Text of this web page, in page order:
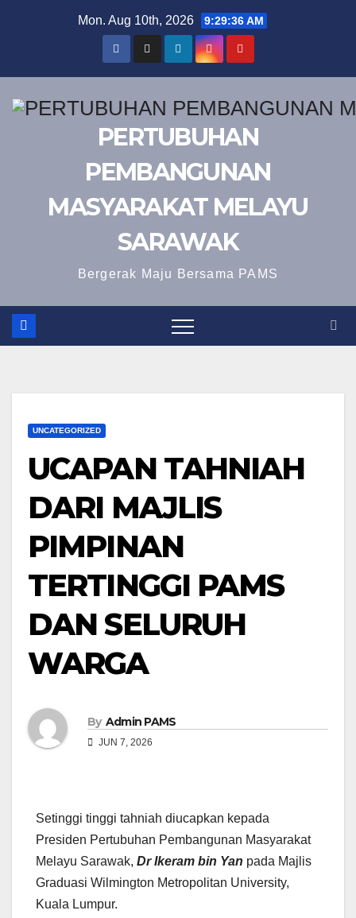
Mon. Aug 10th, 2026 9:29:37 AM
PERTUBUHAN
PEMBANGUNAN
MASYARAKAT MELAYU
SARAWAK
Bergerak Maju Bersama PAMS
UNCATEGORIZED
UCAPAN TAHNIAH
DARI MAJLIS
PIMPINAN
TERTINGGI PAMS
DAN SELURUH
WARGA
By Admin PAMS
JUN 7, 2026
Setinggi tinggi tahniah diucapkan kepada
Presiden Pertubuhan Pembangunan Masyarakat
Melayu Sarawak, Dr Ikeram bin Yan pada Majlis
Graduasi Wilmington Metropolitan University,
Kuala Lumpur.